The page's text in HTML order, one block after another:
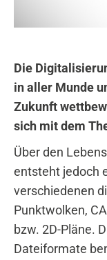
Die
in aller Munde
Zukunft
sich mit dem
Über den
entsteht jedoch
verschiedenen
Punktwolken,
bzw. 2D-Pläne.
Dateiformate